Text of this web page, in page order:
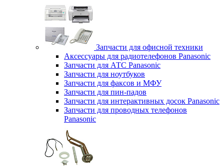
Запчасти для офисной техники
Аксессуары для радиотелефонов Panasonic
Запчасти для АТС Panasonic
Запчасти для ноутбуков
Запчасти для факсов и МФУ
Запчасти для пин-падов
Запчасти для интерактивных досок Panasonic
Запчасти для проводных телефонов
Panasonic